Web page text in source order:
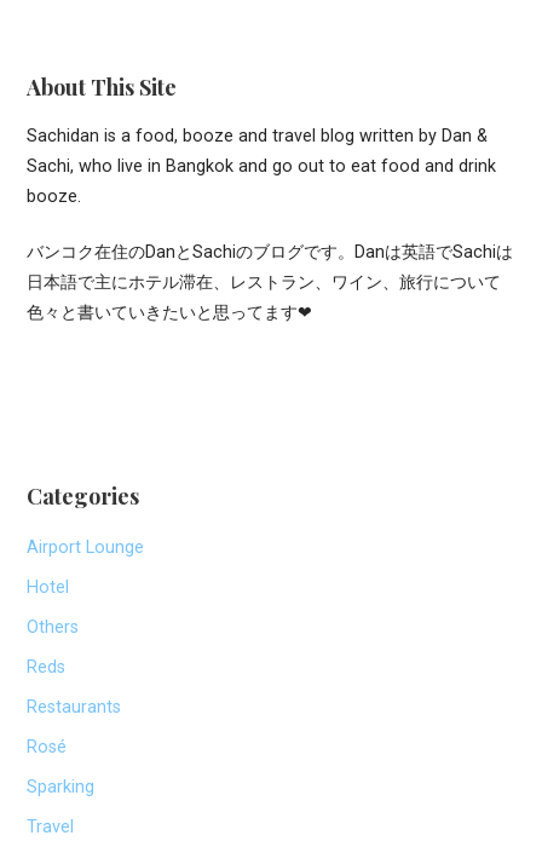
About This Site
Sachidan is a food, booze and travel blog written by Dan &
Sachi, who live in Bangkok and go out to eat food and drink
booze.
バンコク在住のDanとSachiのブログです。Danは英語でSachiは
日本語で主にホテル滞在、レストラン、ワイン、旅行について
色々と書いていきたいと思ってます❤
Categories
Airport Lounge
Hotel
Others
Reds
Restaurants
Rosé
Sparking
Travel